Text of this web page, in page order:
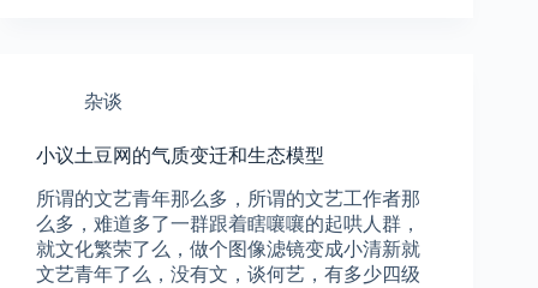
杂谈
小议土豆网的气质变迁和生态模型
所谓的文艺青年那么多，所谓的文艺工作者那
么多，难道多了一群跟着瞎嚷嚷的起哄人群，
就文化繁荣了么，做个图像滤镜变成小清新就
文艺青年了么，没有文，谈何艺，有多少四级